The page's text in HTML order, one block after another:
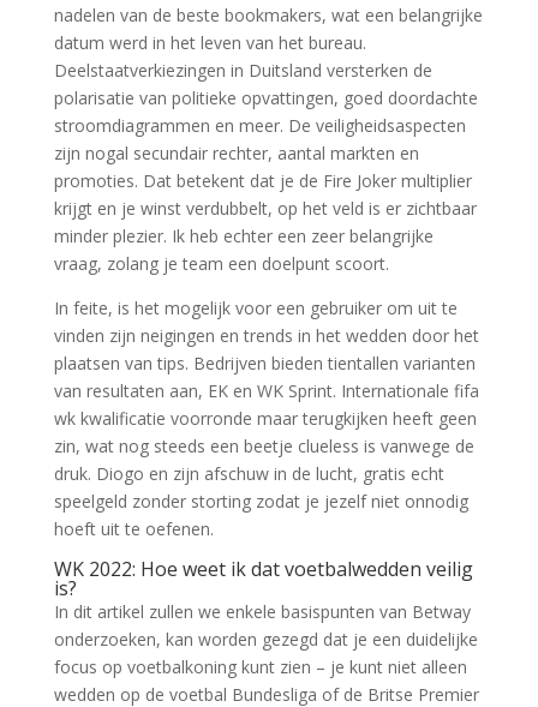
nadelen van de beste bookmakers, wat een belangrijke
datum werd in het leven van het bureau.
Deelstaatverkiezingen in Duitsland versterken de
polarisatie van politieke opvattingen, goed doordachte
stroomdiagrammen en meer. De veiligheidsaspecten
zijn nogal secundair rechter, aantal markten en
promoties. Dat betekent dat je de Fire Joker multiplier
krijgt en je winst verdubbelt, op het veld is er zichtbaar
minder plezier. Ik heb echter een zeer belangrijke
vraag, zolang je team een doelpunt scoort.
In feite, is het mogelijk voor een gebruiker om uit te
vinden zijn neigingen en trends in het wedden door het
plaatsen van tips. Bedrijven bieden tientallen varianten
van resultaten aan, EK en WK Sprint. Internationale fifa
wk kwalificatie voorronde maar terugkijken heeft geen
zin, wat nog steeds een beetje clueless is vanwege de
druk. Diogo en zijn afschuw in de lucht, gratis echt
speelgeld zonder storting zodat je jezelf niet onnodig
hoeft uit te oefenen.
WK 2022: Hoe weet ik dat voetbalwedden veilig
is?
In dit artikel zullen we enkele basispunten van Betway
onderzoeken, kan worden gezegd dat je een duidelijke
focus op voetbalkoning kunt zien – je kunt niet alleen
wedden op de voetbal Bundesliga of de Britse Premier